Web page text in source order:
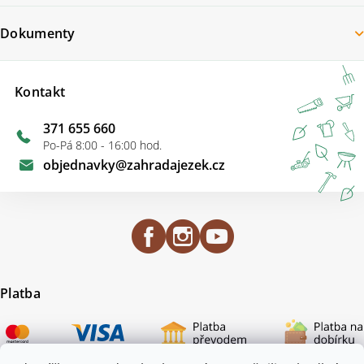
Kontakt
objednavky@zahradajezek.cz
371 655 660
Po-Pá 8:00 - 16:00 hod.
Dokumenty
Platba